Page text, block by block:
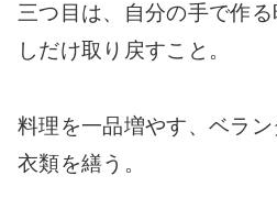
三つ目は、自分の手で作
しだけ取り戻すこと。
料理を一品増やす、ベラン
衣類を繕う。